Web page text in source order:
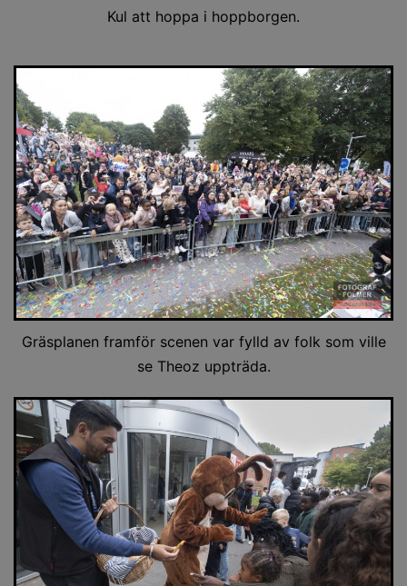
Kul att hoppa i hoppborgen.
Gräsplanen framför scenen var fylld av folk som ville
se Theoz uppträda.